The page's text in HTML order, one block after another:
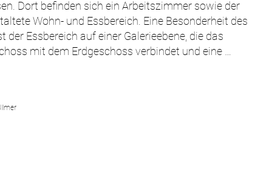
Dort befinden sich ein Arbeitszimmer sowie der
Wohn- und Essbereich. Eine Besonderheit des
der Essbereich auf einer Galerieebene, die das
mit dem Erdgeschoss verbindet und eine
zum Garten und lassen eine helle, moderne